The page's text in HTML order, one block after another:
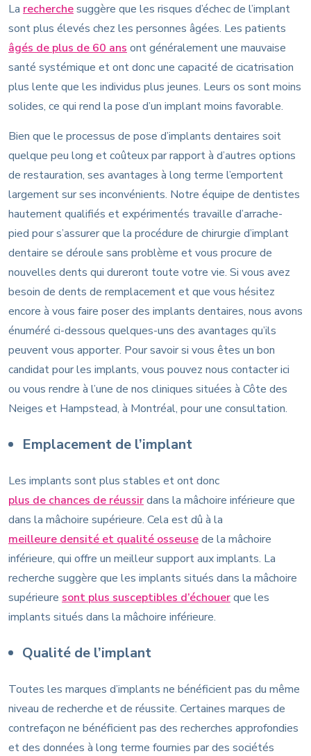
La recherchesuggère que les risques d’échec de l’implant
sont plus élevés chez les personnes âgées. Les patients
âgés de plus de 60 ans ont généralement une mauvaise
santé systémique et ont donc une capacité de cicatrisation
plus lente que les individus plus jeunes. Leurs os sont moins
solides, ce qui rend la pose d’un implant moins favorable.
Bien que le processus de pose d’implants dentaires soit
quelque peu long et coûteux par rapport à d’autres options
de restauration, ses avantages à long terme l’emportent
largement sur ses inconvénients. Notre équipe de dentistes
hautement qualifiés et expérimentés travaille d’arrache-
pied pour s’assurer que la procédure de chirurgie d’implant
dentaire se déroule sans problème et vous procure de
nouvelles dents qui dureront toute votre vie. Si vous avez
besoin de dents de remplacement et que vous hésitez
encore à vous faire poser des implants dentaires, nous avons
énuméré ci-dessous quelques-uns des avantages qu’ils
peuvent vous apporter. Pour savoir si vous êtes un bon
candidat pour les implants, vous pouvez nous contacter ici
ou vous rendre à l’une de nos cliniques situées à Côte des
Neiges et Hampstead, à Montréal, pour une consultation.
Emplacement de l’implant
Les implants sont plus stables et ont donc
plus de chances de réussirdans la mâchoire inférieure que
dans la mâchoire supérieure. Cela est dû à la
meilleure densité et qualité osseusede la mâchoire
inférieure, qui offre un meilleur support aux implants. La
recherche suggère que les implants situés dans la mâchoire
supérieure sont plus susceptibles d’échouerque les
implants situés dans la mâchoire inférieure.
Qualité de l’implant
Toutes les marques d’implants ne bénéficient pas du même
niveau de recherche et de réussite. Certaines marques de
contrefaçon ne bénéficient pas des recherches approfondies
et des données à long terme fournies par des sociétés